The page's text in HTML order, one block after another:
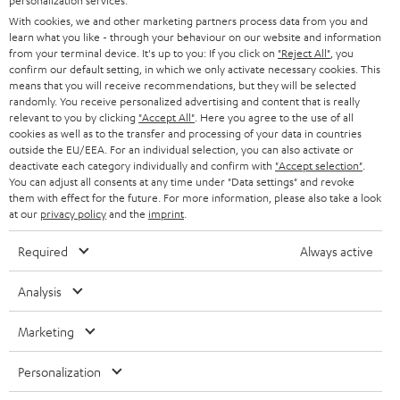
n
g
STEREO
SMART HOME
BLUETOOTH-LAUTSPRECHER
KOPFHÖRER
BLUETOOTH-KOPFHÖRER
STEREOANLAGEN
LAUTSPRECHER
ULTIMA-SERIE
IN-EAR-KOPFHÖRER
FANSHOP
PRESSE & MARKETING
GESCHÄFTSKUNDEN
PARTNERPROGRAMM
BLOG
NEWSLETTER
STORES
DEINE VORTEILE BEI TEUFEL
TEUFEL STORY
DEUTSCHLAND
ÖSTERREICH
SCHWEIZ
NIEDERLANDE
BELGIEN
FRANKREICH
POLEN
ITALIEN
Technische Änderungen, Tippfehler und Irrtum vorbehalten. Das auf unseren
Fotos abgebildete Zubehör ist nicht im Lieferumfang enthalten. Etwaige
Entsorgungsgebühren für Batterien sind im Preis inbegriffen.
With cookies, we and other marketing partners process data from you and
learn what you like - through your behaviour on our website and information
from your terminal device. It's up to you: If you click on "Reject All" , you
confirm our default setting, in which we only activate necessary cookies. This
means that you will receive recommendations, but they will be selected
randomly. You receive personalized advertising and content that is really
relevant to you by clicking "Accept All" . Here you agree to the use of all
cookies as well as to the transfer and processing of your data in countries
outside the EU/EEA. For an individual selection, you can also activate or
deactivate each category individually and confirm with "Accept selection"
You can adjust all consents at any time under "Data settings" and revoke
them with effect for the future. For more information, please also take a look
at our privacy policyand the imprint
Required Always active
Analysis
Marketing
Personalization